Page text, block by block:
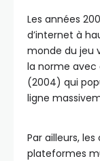
Les années
d’internet à
monde du jeu
la norme avec
(2004) qui
ligne
Par ailleurs,
plateformes